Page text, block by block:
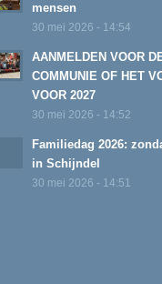
mensen
30 mei 2026 - 14:54
AANMELDEN VOOR
COMMUNIE OF HET
VOOR 2027
30 mei 2026 - 14:52
Familiedag 2026:
in Schijndel
30 mei 2026 - 14:51